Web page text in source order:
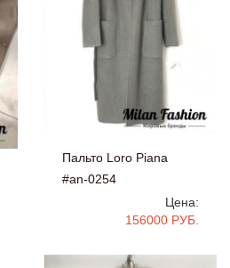
Пальто Loro Piana
#an-0254
Цена:
156000 РУБ.